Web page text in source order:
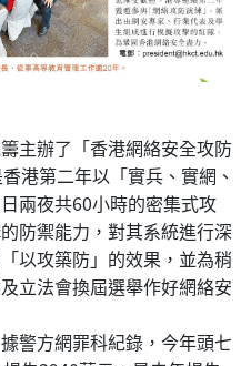
主辦了「香港網絡安全攻防
港第二年以「實兵、實網、
兩夜共60小時的密集式攻
防禦能力，對其系統進行深
以攻築防」的效果，並為稍
立法會換屆選舉作好網絡安
警方網罪科紀錄，今年頭七